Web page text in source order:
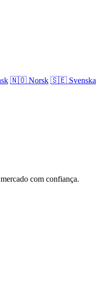
🇳🇴 Norsk 🇸🇪 Svenska
com confiança.